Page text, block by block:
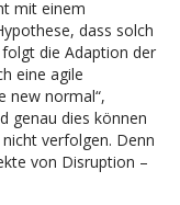
mit einem
dass solch
die Adaption der
eine agile
new normal“,
genau dies können
verfolgen. Denn
von Disruption –